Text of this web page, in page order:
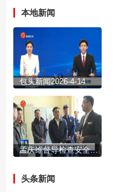
本地新闻
包头新闻2026-4-14
孟庆维督导检查安全生产重点隐患整改工作
头条新闻